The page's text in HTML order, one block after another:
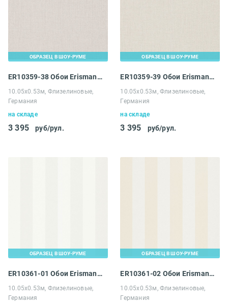
ОБРАЗЕЦ В ШОУ-РУМЕ
ER10359-38 Обои Erismann 4 Earth Melissa
10.05х0.53м, Флизелиновые,
Германия
на складе
3 395 руб/рул.
ОБРАЗЕЦ В ШОУ-РУМЕ
ER10359-39 Обои Erismann 4 Earth Melissa
10.05х0.53м, Флизелиновые,
Германия
на складе
3 395 руб/рул.
ОБРАЗЕЦ В ШОУ-РУМЕ
ER10361-01 Обои Erismann 4 Earth Melissa
10.05х0.53м, Флизелиновые,
Германия
ОБРАЗЕЦ В ШОУ-РУМЕ
ER10361-02 Обои Erismann 4 Earth Melissa
10.05х0.53м, Флизелиновые,
Германия